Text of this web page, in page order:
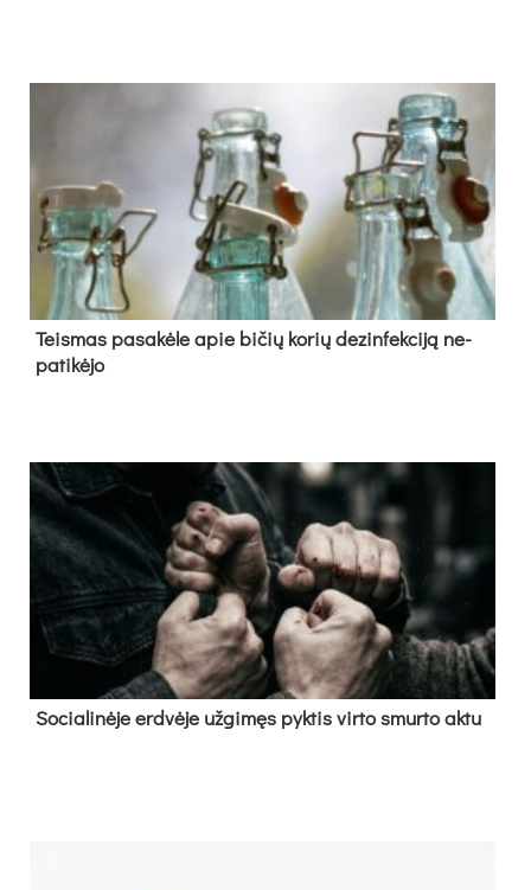
Teis­mas pa­sa­kė­le apie bi­čių ko­rių de­zin­fek­ci­ją ne­
pa­ti­kė­jo
So­cia­li­nė­je erd­vė­je už­gi­męs pyk­tis vir­to smur­to ak­tu